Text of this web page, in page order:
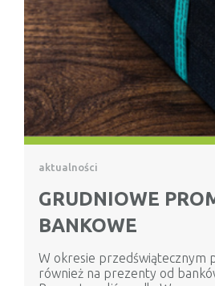
aktualności
GRUDNIOWE
BANKOWE
W okresie przedświątecznym
również na prezenty od